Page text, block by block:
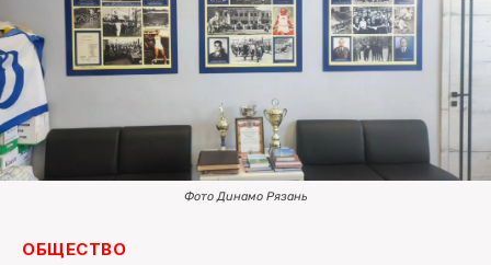
ПОИСК ПО САЙТУ
Фото Динамо Рязань
ОБЩЕСТВО